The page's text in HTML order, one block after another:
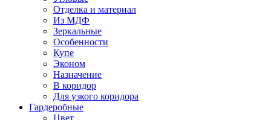
Отделка и материал
Из МДФ
Зеркальные
Особенности
Купе
Эконом
Назначение
В коридор
Для узкого коридора
Гардеробные
Цвет